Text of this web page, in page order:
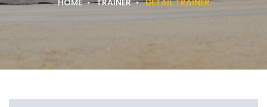
HOME TRAINER DETAIL TRAINER